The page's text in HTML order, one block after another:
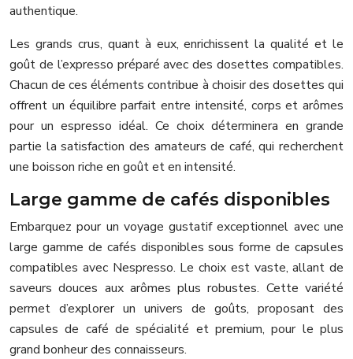
authentique.
Les grands crus, quant à eux, enrichissent la qualité et le
goût de l’expresso préparé avec des dosettes compatibles.
Chacun de ces éléments contribue à choisir des dosettes qui
offrent un équilibre parfait entre intensité, corps et arômes
pour un espresso idéal. Ce choix déterminera en grande
partie la satisfaction des amateurs de café, qui recherchent
une boisson riche en goût et en intensité.
Large gamme de cafés disponibles
Embarquez pour un voyage gustatif exceptionnel avec une
large gamme de cafés disponibles sous forme de capsules
compatibles avec Nespresso. Le choix est vaste, allant de
saveurs douces aux arômes plus robustes. Cette variété
permet d’explorer un univers de goûts, proposant des
capsules de café de spécialité et premium, pour le plus
grand bonheur des connaisseurs.